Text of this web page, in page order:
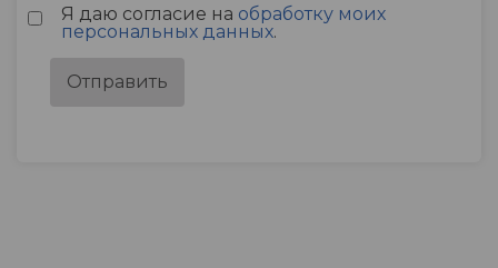
Я даю согласие на обработку моих
персональных данных.